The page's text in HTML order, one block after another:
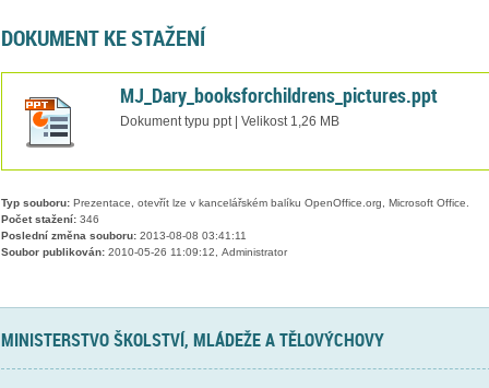
DOKUMENT KE STAŽENÍ
MJ_Dary_booksforchildrens_pictures.ppt
Dokument typu ppt | Velikost 1,26 MB
Typ souboru:Prezentace, otevřít lze v kancelářském balíku OpenOffice.org, Microsoft Office.
Počet stažení:346
Poslední změna souboru:2013-08-08 03:41:11
Soubor publikován:2010-05-26 11:09:12, Administrator
MINISTERSTVO ŠKOLSTVÍ, MLÁDEŽE A TĚLOVÝCHOVY